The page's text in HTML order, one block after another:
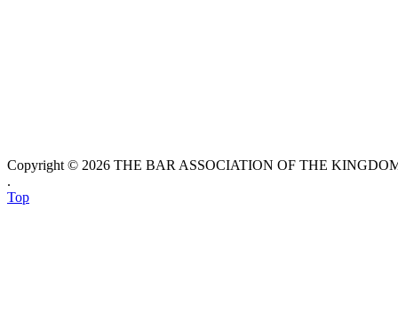
Copyright © 2026 THE BAR ASSOCIATION OF THE
.
Top